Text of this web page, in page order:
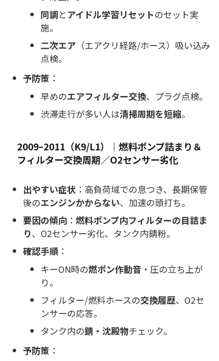
同調とアイドル学習リセットのセット実
施。
二次エア （エアクリ経路/ホース）吸い込み
点検。
予防策 ：
早めのエアフィルター交換、プラグ点検。
渋滞走行が多い人は清掃周期を短縮。
2009–2011（K9/L1）｜燃料ポンプ詰まり＆
フィルター交換周期／O2センサー劣化
出やすい症状 ：高負荷域での息つき、長期保管
後のエンジンかからない、加速の頭打ち。
要因の傾向 ： 燃料ポンプ内フィルターの目詰ま
り、O2センサー劣化、タンク内錆粉。
確認手順 ：
キーON時の燃ポン作動音 ・圧の立ち上が
り。
フィルター/燃料ホースの交換履歴、O2セ
ンサーの応答。
タンク内の錆・沈殿物チェック。
予防策 ：